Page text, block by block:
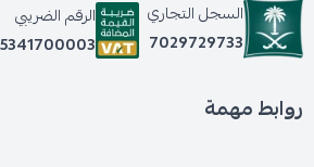
السجل التجاري
7029729733
الرقم الضريبي
روابط مهمة